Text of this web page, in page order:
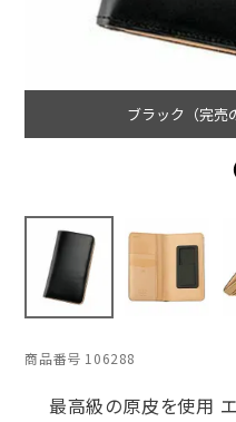
ブラック（完売
商品番号 106288
最高級の原皮を使用